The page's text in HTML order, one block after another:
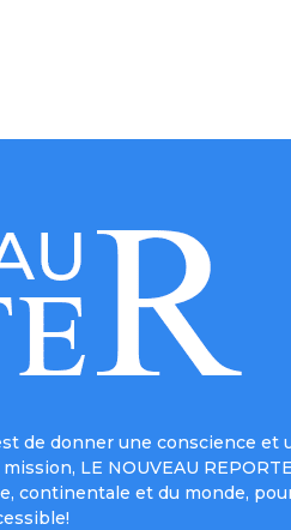
de donner une conscience et
LE NOUVEAU
continentale et du monde,